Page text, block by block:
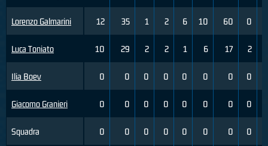
Lorenzo Galmarini
Luca Toniato
Ilia Boev
Giacomo Granieri
Squadra
12 35 1 2 6 10 60 0
10 29 2 2 1 6 17 2
0 0 0 0 0 0 0 0
0 0 0 0 0 0 0 0
0 0 0 0 0 0 0 0